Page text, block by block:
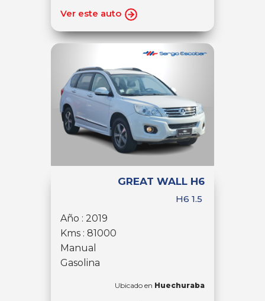
Ver este auto
GREAT WALL H6
H6 1.5
Año : 2019
Kms : 81000
Manual
Gasolina
Ubicado en Huechuraba